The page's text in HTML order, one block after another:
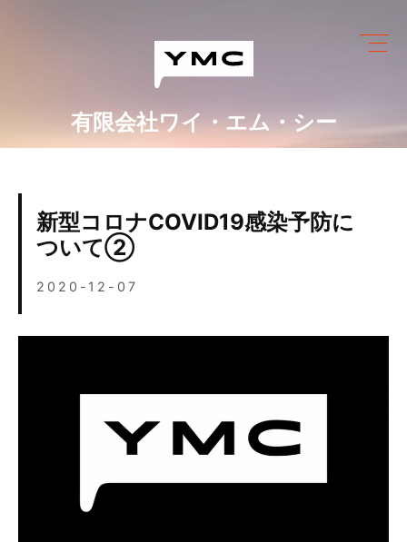
有限会社ワイ・エム・シー
ワイ・エム・シーにできること
会社情報
営業カレンダー
お問い合わせ
硬質クロムめっきとは？
無電解ニッケルめっきとは？
新型コロナCOVID19感染予防に
ついて②
2020-12-07